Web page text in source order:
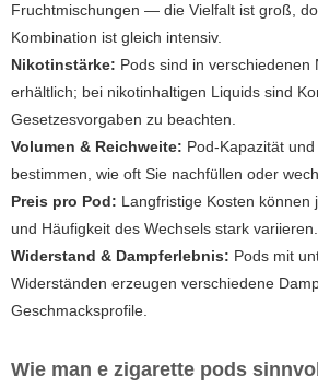
Fruchtmischungen — die Vielfalt ist groß,
Kombination ist gleich intensiv.
Nikotinstärke: Pods sind in verschiedenen
erhältlich; bei nikotinhaltigen Liquids sind
Gesetzesvorgaben zu beachten.
Volumen & Reichweite: Pod-Kapazität
bestimmen, wie oft Sie nachfüllen oder
Preis pro Pod: Langfristige Kosten können
und Häufigkeit des Wechsels stark variieren.
Widerstand & Dampferlebnis: Pods mit
Widerständen erzeugen verschiedene
Geschmacksprofile.
Wie man e zigarette pods